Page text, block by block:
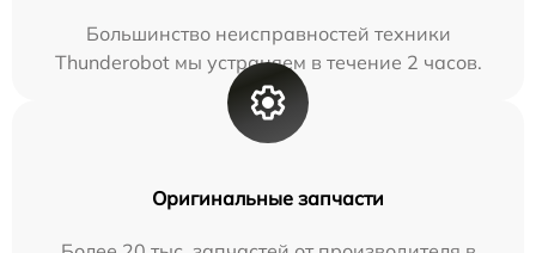
Большинство неисправностей техники
Thunderobot мы устраняем в течение 2 часов.
Оригинальные запчасти